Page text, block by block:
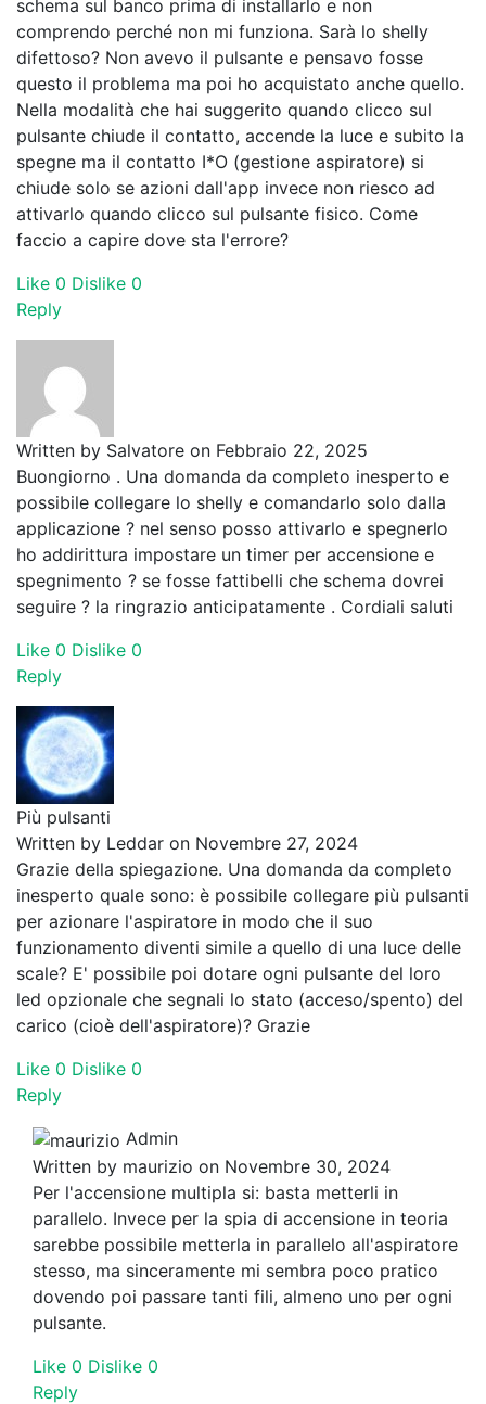
schema sul banco prima di installarlo e non
comprendo perché non mi funziona. Sarà lo shelly
difettoso? Non avevo il pulsante e pensavo fosse
questo il problema ma poi ho acquistato anche quello.
Nella modalità che hai suggerito quando clicco sul
pulsante chiude il contatto, accende la luce e subito la
spegne ma il contatto I*O (gestione aspiratore) si
chiude solo se azioni dall'app invece non riesco ad
attivarlo quando clicco sul pulsante fisico. Come
faccio a capire dove sta l'errore?
Like 0 Dislike 0
Reply
Written by Salvatore on Febbraio 22, 2025
Buongiorno . Una domanda da completo inesperto e
possibile collegare lo shelly e comandarlo solo dalla
applicazione ? nel senso posso attivarlo e spegnerlo
ho addirittura impostare un timer per accensione e
spegnimento ? se fosse fattibelli che schema dovrei
seguire ? la ringrazio anticipatamente . Cordiali saluti
Like 0 Dislike 0
Reply
Più pulsanti
Written by Leddar on Novembre 27, 2024
Grazie della spiegazione. Una domanda da completo
inesperto quale sono: è possibile collegare più pulsanti
per azionare l'aspiratore in modo che il suo
funzionamento diventi simile a quello di una luce delle
scale? E' possibile poi dotare ogni pulsante del loro
led opzionale che segnali lo stato (acceso/spento) del
carico (cioè dell'aspiratore)? Grazie
Like 0 Dislike 0
Reply
Admin
Written by maurizio on Novembre 30, 2024
Per l'accensione multipla si: basta metterli in
parallelo. Invece per la spia di accensione in teoria
sarebbe possibile metterla in parallelo all'aspiratore
stesso, ma sinceramente mi sembra poco pratico
dovendo poi passare tanti fili, almeno uno per ogni
pulsante.
Like 0 Dislike 0
Reply